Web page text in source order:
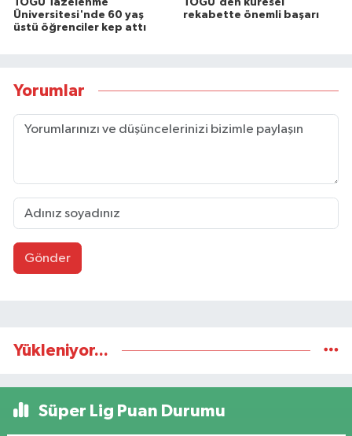
TOGÜ Tazelenme
Üniversitesi'nde 60 yaş
üstü öğrenciler kep attı
TOGÜ'den küresel
rekabette önemli başarı
Yorumlar
Gönder
Yükleniyor...
Süper Lig Puan Durumu